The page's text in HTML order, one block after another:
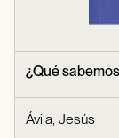
¿Qué
Ávila, Jesús